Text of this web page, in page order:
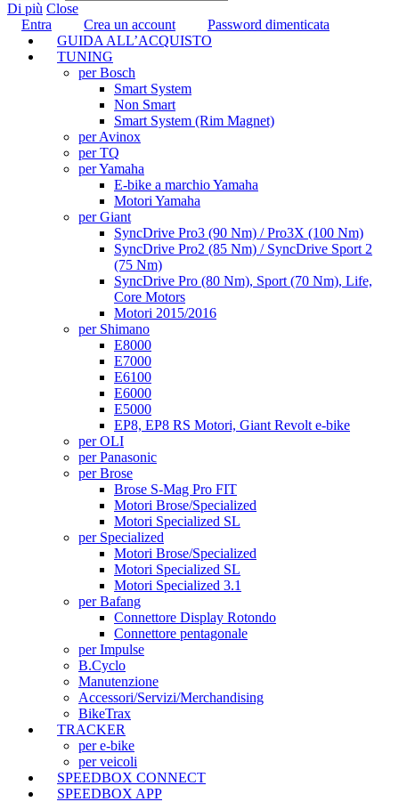
Di più Close
Entra
Crea un account
Password dimenticata
GUIDA ALL’ACQUISTO
TUNING
per Bosch
Smart System
Non Smart
Smart System (Rim Magnet)
per Avinox
per TQ
per Yamaha
E-bike a marchio Yamaha
Motori Yamaha
per Giant
SyncDrive Pro3 (90 Nm) / Pro3X (100 Nm)
SyncDrive Pro2 (85 Nm) / SyncDrive Sport 2
(75 Nm)
SyncDrive Pro (80 Nm), Sport (70 Nm), Life,
Core Motors
Motori 2015/2016
per Shimano
E8000
E7000
E6100
E6000
E5000
EP8, EP8 RS Motori, Giant Revolt e-bike
per OLI
per Panasonic
per Brose
Brose S-Mag Pro FIT
Motori Brose/Specialized
Motori Specialized SL
per Specialized
Motori Brose/Specialized
Motori Specialized SL
Motori Specialized 3.1
per Bafang
Connettore Display Rotondo
Connettore pentagonale
per Impulse
B.Cyclo
Manutenzione
Accessori/Servizi/Merchandising
BikeTrax
TRACKER
per e-bike
per veicoli
SPEEDBOX CONNECT
SPEEDBOX APP